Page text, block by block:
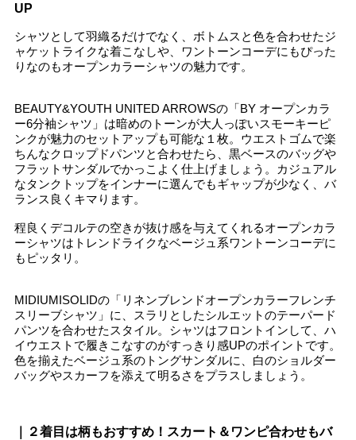
UP
シャツとして羽織るだけでなく、ボトムスと色を合わせたジ
ャケットライクな着こなしや、ワントーンコーデにもぴった
りなのもオープンカラーシャツの魅力です。
BEAUTY&YOUTH UNITED ARROWSの「BY オープンカラ
ー6分袖シャツ」は暗めのトーンが大人っぽいスモーキーピ
ンクが魅力のセットアップも可能な１枚。ウエストゴムで楽
ちんなクロップドパンツと合わせたら、黒ベースのバッグや
フラットサンダルでかっこよく仕上げましょう。カジュアル
なタンクトップをインナーに選んでもギャップが少なく、バ
ランス良くキマります。
程良くデコルテの空きが抜け感を与えてくれるオープンカラ
ーシャツはトレンドライクなベージュ系ワントーンコーデに
もピッタリ。
MIDIUMISOLIDの「リネンブレンドオープンカラーフレンチ
スリーブシャツ」に、スラリとしたシルエットのテーパード
パンツを合わせたスタイル。シャツはフロントインして、ハ
イウエストで履きこなすのがすっきり感UPのポイントです。
色を揃えたベージュ系のトングサンダルに、白のショルダー
バッグやスカーフを添えて明るさをプラスしましょう。
｜２着目は柄もおすすめ！スカート＆ワンピ合わせもバ